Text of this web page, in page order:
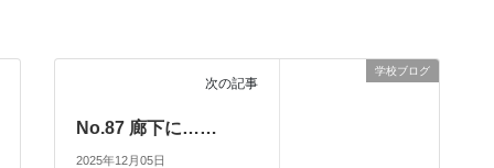
学校ブログ
次の記事
No.87 廊下に……
2025年12月05日